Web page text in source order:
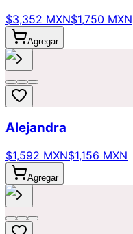
$3,352 MXN$1,750 MXN
Agregar
Alejandra
$1,592 MXN$1,156 MXN
Agregar